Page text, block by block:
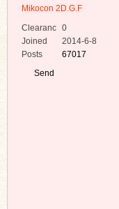
Mikocon 2D.G.F
Clearanc
e
0
Joined
2014-6-8
Posts
67017
Send